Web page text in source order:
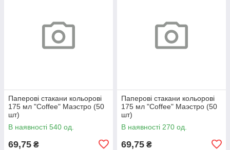
Паперові стакани кольорові
175 мл "Coffee" Маэстро (50
шт)
В наявності 540 од.
69,75 ₴
Паперові стакани кольорові
175 мл "Coffee" Маэстро (50
шт)
В наявності 270 од.
69,75 ₴